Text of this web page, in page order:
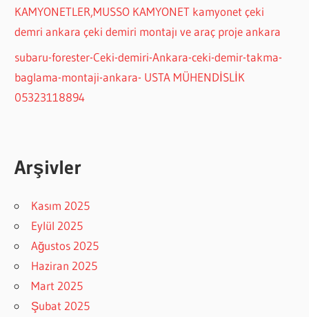
KAMYONETLER,MUSSO KAMYONET kamyonet çeki
demri ankara çeki demiri montajı ve araç proje ankara
subaru-forester-Ceki-demiri-Ankara-ceki-demir-takma-
baglama-montaji-ankara- USTA MÜHENDİSLİK
05323118894
Arşivler
Kasım 2025
Eylül 2025
Ağustos 2025
Haziran 2025
Mart 2025
Şubat 2025